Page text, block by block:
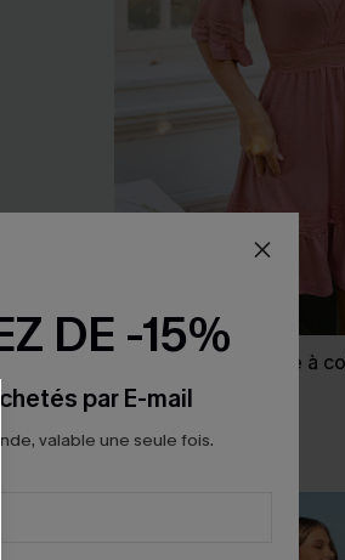
Robe courte rouge à
manches
DE -15%
par E-mail
valable une seule fois.